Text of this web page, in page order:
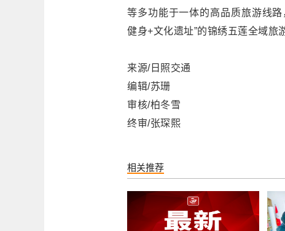
等多功能于一体的高品质旅游线
健身+文化遗址”的锦绣五莲全域旅
来源/日照交通
编辑/苏珊
审核/柏冬雪
终审/张琛熙
相关推荐